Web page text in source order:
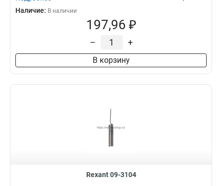
Наличие: В наличии
197,96 ₽
– +
В корзину
Rexant 09-3104